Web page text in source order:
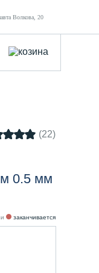
Волкова, 20
(22)
0.5 мм
заканчивается